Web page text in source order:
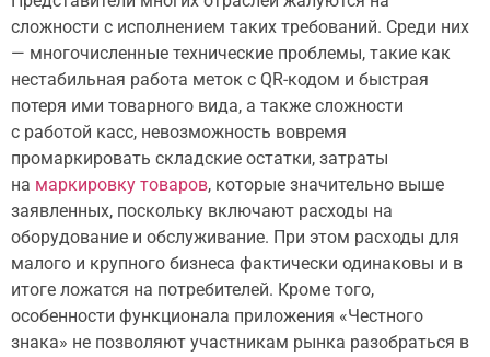
сложности с исполнением таких требований. Среди них
— многочисленные технические проблемы, такие как
нестабильная работа меток с QR-кодом и быстрая
потеря ими товарного вида, а также сложности
с работой касс, невозможность вовремя
промаркировать складские остатки, затраты
на маркировку товаров, которые значительно выше
заявленных, поскольку включают расходы на
оборудование и обслуживание. При этом расходы для
малого и крупного бизнеса фактически одинаковы и в
итоге ложатся на потребителей. Кроме того,
особенности функционала приложения «Честного
знака» не позволяют участникам рынка разобраться в